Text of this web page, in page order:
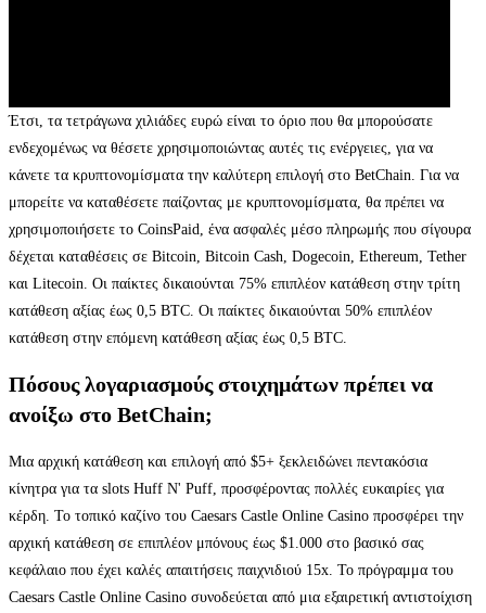
Έτσι, τα τετράγωνα χιλιάδες ευρώ είναι το όριο που θα μπορούσατε
ενδεχομένως να θέσετε χρησιμοποιώντας αυτές τις ενέργειες, για να
κάνετε τα κρυπτονομίσματα την καλύτερη επιλογή στο BetChain. Για να
μπορείτε να καταθέσετε παίζοντας με κρυπτονομίσματα, θα πρέπει να
χρησιμοποιήσετε το CoinsPaid, ένα ασφαλές μέσο πληρωμής που σίγουρα
δέχεται καταθέσεις σε Bitcoin, Bitcoin Cash, Dogecoin, Ethereum, Tether
και Litecoin. Οι παίκτες δικαιούνται 75% επιπλέον κατάθεση στην τρίτη
κατάθεση αξίας έως 0,5 BTC. Οι παίκτες δικαιούνται 50% επιπλέον
κατάθεση στην επόμενη κατάθεση αξίας έως 0,5 BTC.
Πόσους λογαριασμούς στοιχημάτων πρέπει να
ανοίξω στο BetChain;
Μια αρχική κατάθεση και επιλογή από $5+ ξεκλειδώνει πεντακόσια
κίνητρα για τα slots Huff N' Puff, προσφέροντας πολλές ευκαιρίες για
κέρδη. Το τοπικό καζίνο του Caesars Castle Online Casino προσφέρει την
αρχική κατάθεση σε επιπλέον μπόνους έως $1.000 στο βασικό σας
κεφάλαιο που έχει καλές απαιτήσεις παιχνιδιού 15x. Το πρόγραμμα του
Caesars Castle Online Casino συνοδεύεται από μια εξαιρετική αντιστοίχιση